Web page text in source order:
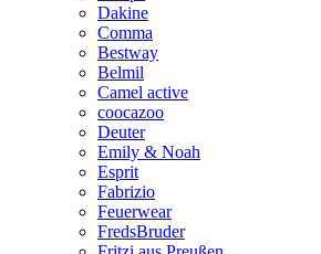
Dakine
Comma
Bestway
Belmil
Camel active
coocazoo
Deuter
Emily & Noah
Esprit
Fabrizio
Feuerwear
FredsBruder